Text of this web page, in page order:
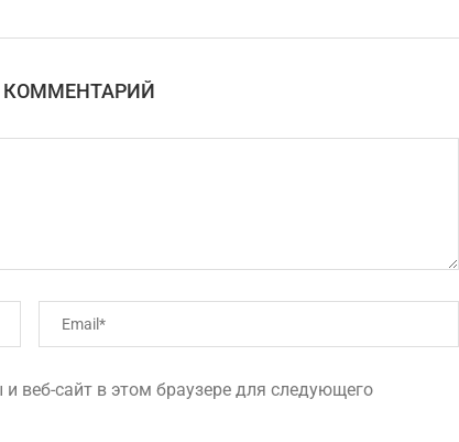
КОММЕНТАРИЙ
веб-сайт в этом браузере для следующего